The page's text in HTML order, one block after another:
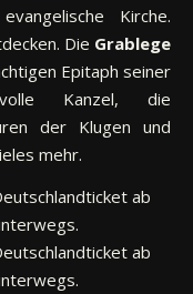
Kirche.
Die Grablege
Epitaph seiner
Kanzel, die
der Klugen und
mehr.